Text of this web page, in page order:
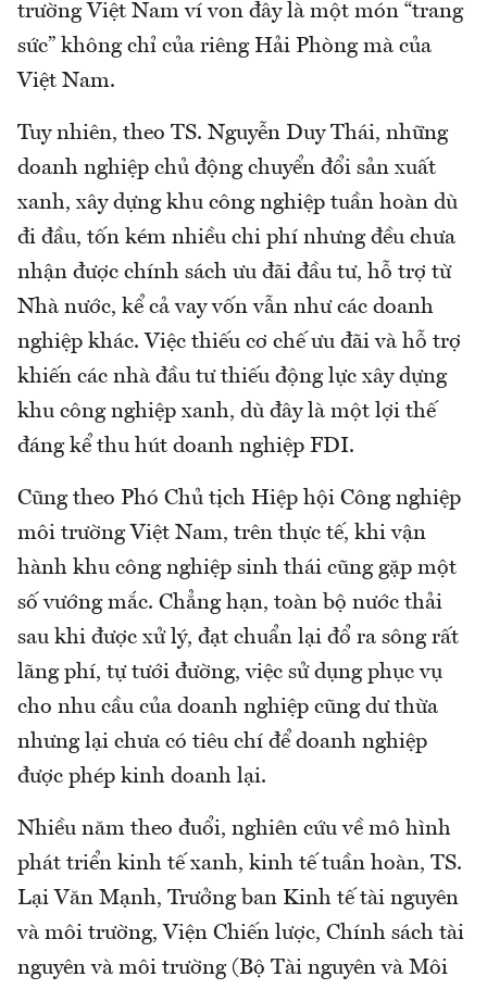
trường Việt Nam ví von đây là một món “trang
sức” không chỉ của riêng Hải Phòng mà của
Việt Nam.
Tuy nhiên, theo TS. Nguyễn Duy Thái, những
doanh nghiệp chủ động chuyển đổi sản xuất
xanh, xây dựng khu công nghiệp tuần hoàn dù
đi đầu, tốn kém nhiều chi phí nhưng đều chưa
nhận được chính sách ưu đãi đầu tư, hỗ trợ từ
Nhà nước, kể cả vay vốn vẫn như các doanh
nghiệp khác. Việc thiếu cơ chế ưu đãi và hỗ trợ
khiến các nhà đầu tư thiếu động lực xây dựng
khu công nghiệp xanh, dù đây là một lợi thế
đáng kể thu hút doanh nghiệp FDI.
Cũng theo Phó Chủ tịch Hiệp hội Công nghiệp
môi trường Việt Nam, trên thực tế, khi vận
hành khu công nghiệp sinh thái cũng gặp một
số vướng mắc. Chẳng hạn, toàn bộ nước thải
sau khi được xử lý, đạt chuẩn lại đổ ra sông rất
lãng phí, tự tưới đường, việc sử dụng phục vụ
cho nhu cầu của doanh nghiệp cũng dư thừa
nhưng lại chưa có tiêu chí để doanh nghiệp
được phép kinh doanh lại.
Nhiều năm theo đuổi, nghiên cứu về mô hình
phát triển kinh tế xanh, kinh tế tuần hoàn, TS.
Lại Văn Mạnh, Trưởng ban Kinh tế tài nguyên
và môi trường, Viện Chiến lược, Chính sách tài
nguyên và môi trường (Bộ Tài nguyên và Môi